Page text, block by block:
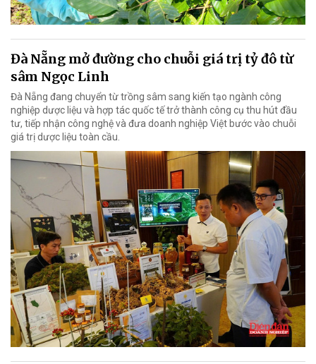
Đà Nẵng mở đường cho chuỗi giá trị tỷ đô từ
sâm Ngọc Linh
Đà Nẵng đang chuyển từ trồng sâm sang kiến tạo ngành công
nghiệp dược liệu và hợp tác quốc tế trở thành công cụ thu hút đầu
tư, tiếp nhận công nghệ và đưa doanh nghiệp Việt bước vào chuỗi
giá trị dược liệu toàn cầu.